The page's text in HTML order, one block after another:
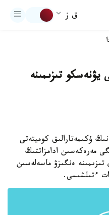
ق ز
تىزىمىنە
ۇكىمەتارالىق كوميتەتى
مەرەكەسىن ادامزاتتىڭ
تىزىمىنە ەنگىزۋ ماسەلەسىن
ءتىلشىسى.